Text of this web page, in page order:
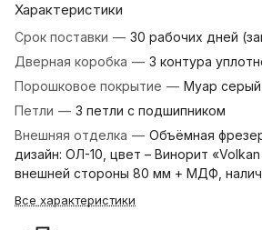
Характеристики
Срок поставки — 30 рабочих дней
Дверная коробка — 3 контура
Порошковое покрытие — Муар серый
Петли — 3 петли с подшипником
Внешняя отделка — Объёмная
дизайн: ОЛ-10, цвет – Винорит
внешней стороны 80 мм + МДФ,
Все характеристики